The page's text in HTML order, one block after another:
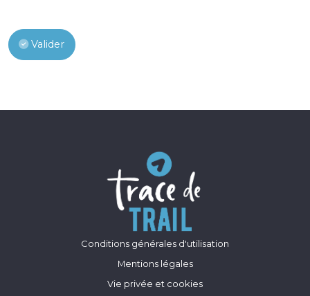
Valider
Conditions générales d'utilisation
Mentions légales
Vie privée et cookies